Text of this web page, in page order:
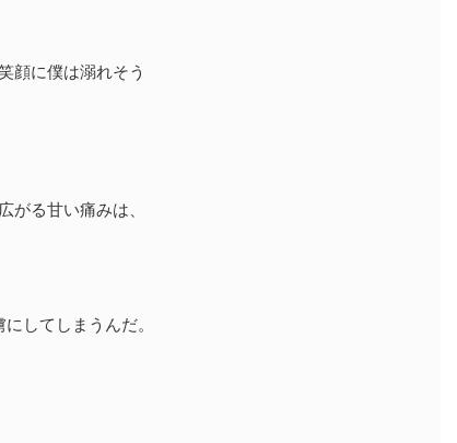
顔に僕は溺れそう
がる甘い痛みは、
にしてしまうんだ。